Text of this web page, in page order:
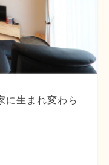
に生まれ変わら